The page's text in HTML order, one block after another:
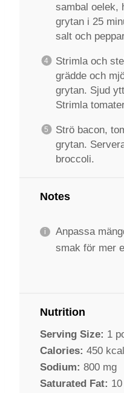
sambal oelek,
grytan i 25
salt och
Strimla och
grädde och
grytan. Sjud
Strimla
Strö bacon,
grytan.
broccoli.
Notes
Anpassa
smak för mer
Nutrition
Serving Size: 1
Calories: 450 kcal
Sodium: 800 mg
Saturated Fat: